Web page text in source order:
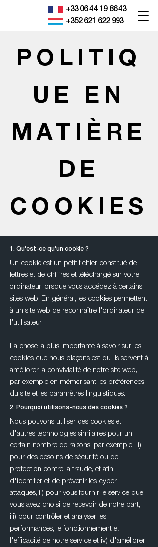
+33 06 44 19 86 43
+352 621 622 993
POLITIQ
UE EN
MATIÈRE
DE
COOKIES
1. Qu'est-ce qu'un cookie ?
Un cookie est un petit fichier constitué de
lettres et de chiffres et téléchargé sur votre
ordinateur lorsque vous accédez à certains
sites web. En général, les cookies permettent
à un site web de reconnaître l'ordinateur de
l’utilisateur.
La chose la plus importante à savoir sur les
cookies que nous plaçons est qu'ils servent à
améliorer la convivialité de notre site web,
par exemple en mémorisant les préférences
du site et les paramètres linguistiques.
2. Pourquoi utilisons-nous des cookies ?
Nous pouvons utiliser des cookies et
d'autres technologies similaires pour un
certain nombre de raisons, par exemple : i)
pour des besoins de sécurité ou de
protection contre la fraude, et afin
d'identifier et de prévenir les cyber-
attaques, ii) pour vous fournir le service que
vous avez choisi de recevoir de notre part,
iii) pour contrôler et analyser les
performances, le fonctionnement et
l'efficacité de notre service et iv) d'améliorer